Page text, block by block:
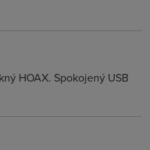
HOAX. Spokojený USB